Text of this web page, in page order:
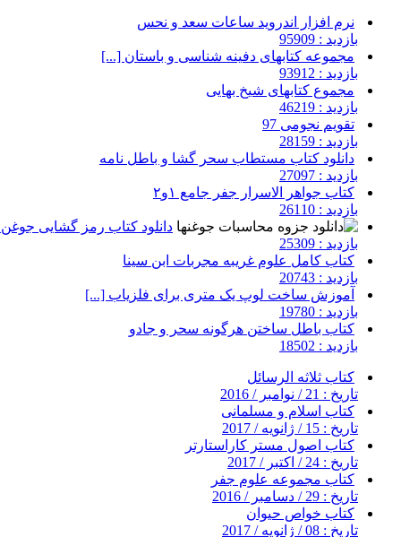
نرم افزار اندروید ساعات سعد و نحس
بازدید : 95909
مجموعه کتابهای دفینه شناسی و باستان [...]
بازدید : 93912
مجموع کتابهای شیخ بهایی
بازدید : 46219
تقویم نجومی 97
بازدید : 28159
دانلود کتاب مستطاب سحر گشا و باطل نامه
بازدید : 27097
کتاب جواهر الاسرار جفر جامع ۱و۲
بازدید : 26110
دانلود کتاب رمز گشایی
بازدید : 25309
کتاب کامل علوم غریبه مجربات ابن سینا
بازدید : 20743
آموزش ساخت لوپ یک متری برای فلزیاب [...]
بازدید : 19780
کتاب باطل ساختن هرگونه سحر و جادو
بازدید : 18502
کتاب ثلاثه الرسائل
تاریخ : 21 / نوامبر / 2016
کتاب اسلام و مسلمانی
تاریخ : 15 / ژانویه / 2017
کتاب اصول مستر کاراستارتر
تاریخ : 24 / اکتبر / 2017
کتاب مجموعه علوم جفر
تاریخ : 29 / دسامبر / 2016
کتاب خواص حیوان
تاریخ : 08 / ژانویه / 2017